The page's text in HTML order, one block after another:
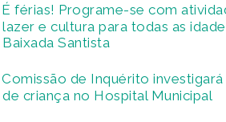
É férias! Programe-se com
lazer e cultura para todas as
Baixada Santista
Comissão de Inquérito
de criança no Hospital Municipal